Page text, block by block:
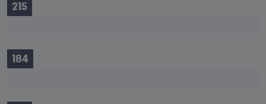
215
184